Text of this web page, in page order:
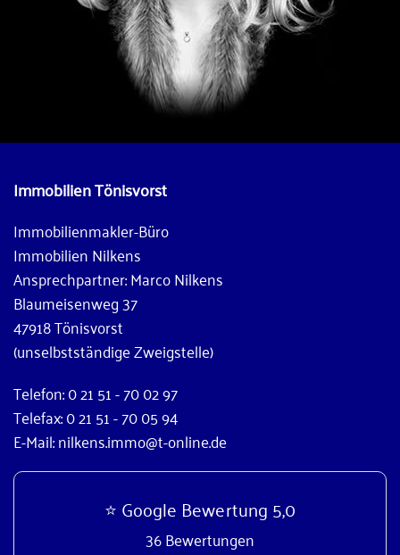
Immobilien Tönisvorst
Immobilienmakler-Büro
Immobilien Nilkens
Ansprechpartner: Marco Nilkens
Blaumeisenweg 37
47918 Tönisvorst
(unselbstständige Zweigstelle)
Telefon: 0 21 51 - 70 02 97
Telefax: 0 21 51 - 70 05 94
E-Mail: nilkens.immo@t-online.de
⭐ Google Bewertung 5,0
36 Bewertungen